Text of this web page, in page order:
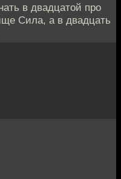
в двадцатой про
Сила, а в двадцать